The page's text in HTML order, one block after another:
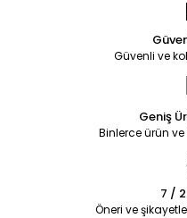
Güvenli ve
Geniş
Binlerce ürün
7 /
Öneri ve